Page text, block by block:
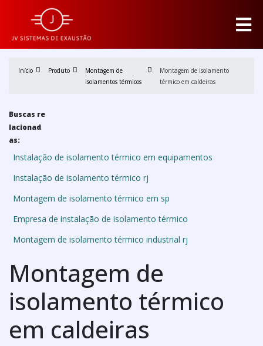
Início Produto
Montagem de
isolamentos térmicos
Montagem de isolamento
térmico em caldeiras
Buscas re
lacionad
as:
Instalação de isolamento térmico em equipamentos
Instalação de isolamento térmico rj
Montagem de isolamento térmico em sp
Empresa de instalação de isolamento térmico
Montagem de isolamento térmico industrial rj
Montagem de
isolamento térmico
em caldeiras